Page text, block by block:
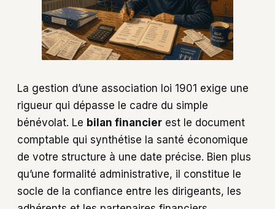
La gestion d’une association loi 1901 exige une
rigueur qui dépasse le cadre du simple
bénévolat. Le bilan financier est le document
comptable qui synthétise la santé économique
de votre structure à une date précise. Bien plus
qu’une formalité administrative, il constitue le
socle de la confiance entre les dirigeants, les